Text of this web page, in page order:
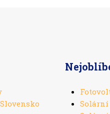
Solární